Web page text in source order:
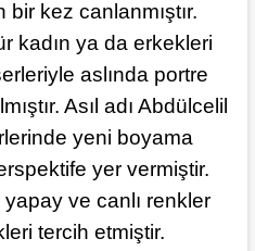
kez canlanmıştır.
kadın ya da erkekleri
aslında portre
Asıl adı Abdülcelil
yeni boyama
yer vermiştir.
yapay ve canlı renkler
tercih etmiştir.